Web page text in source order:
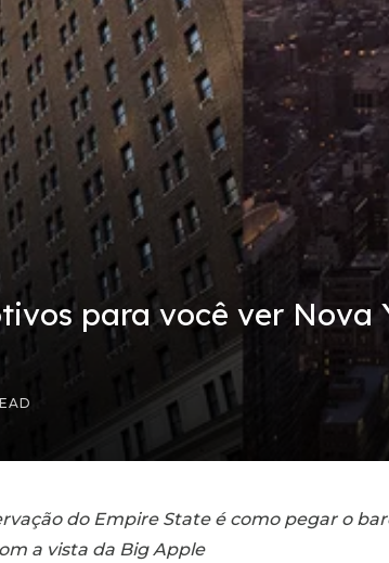
para você ver
do Empire State é como pegar o
a vista da Big Apple